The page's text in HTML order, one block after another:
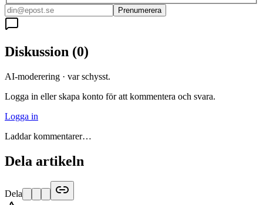
Prenumerera
Diskussion (0)
AI-moderering · var schysst.
Logga in eller skapa konto för att kommentera och svara.
Logga in
Laddar kommentarer…
Dela artikeln
Dela